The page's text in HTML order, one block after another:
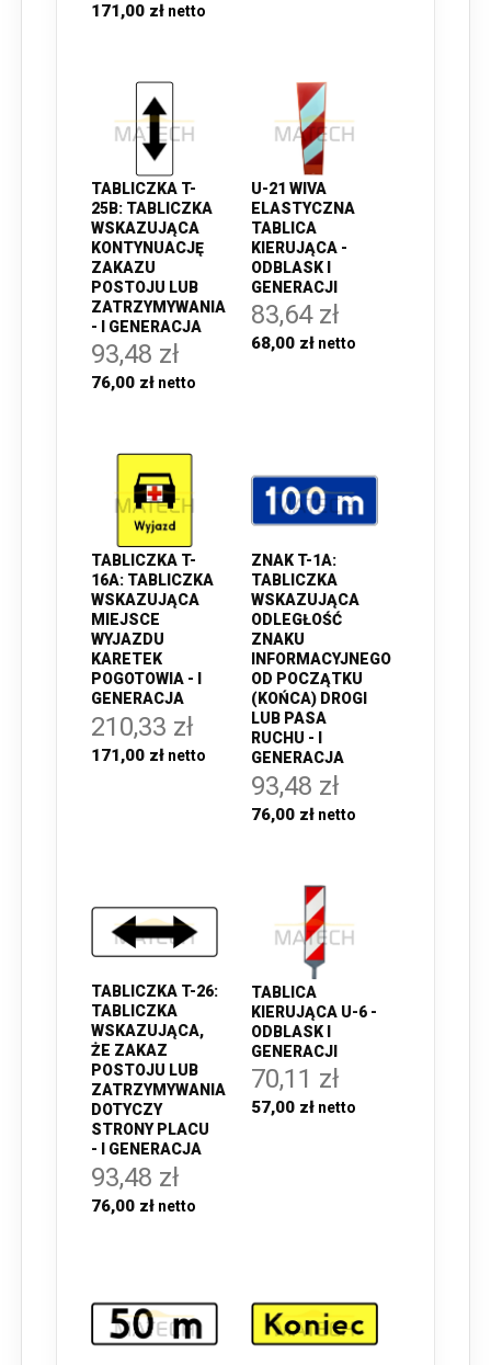
171,00 zł
TABLICZKA T-
25B: TABLICZKA
WSKAZUJĄCA
KONTYNUACJĘ
ZAKAZU
POSTOJU LUB
ZATRZYMYWANIA
- I GENERACJA
93,48 zł
76,00 zł
U-21 WIVA
ELASTYCZNA
TABLICA
KIERUJĄCA -
ODBLASK I
GENERACJI
83,64 zł
68,00 zł
TABLICZKA T-
16A: TABLICZKA
WSKAZUJĄCA
MIEJSCE
WYJAZDU
KARETEK
POGOTOWIA - I
GENERACJA
210,33 zł
171,00 zł
ZNAK T-1A:
TABLICZKA
WSKAZUJĄCA
ODLEGŁOŚĆ
ZNAKU
INFORMACYJNEGO
OD POCZĄTKU
(KOŃCA) DROGI
LUB PASA
RUCHU - I
GENERACJA
93,48 zł
76,00 zł
TABLICZKA T-26:
TABLICZKA
WSKAZUJĄCA,
ŻE ZAKAZ
POSTOJU LUB
ZATRZYMYWANIA
DOTYCZY
STRONY PLACU
- I GENERACJA
93,48 zł
76,00 zł
TABLICA
KIERUJĄCA U-6 -
ODBLASK I
GENERACJI
70,11 zł
57,00 zł